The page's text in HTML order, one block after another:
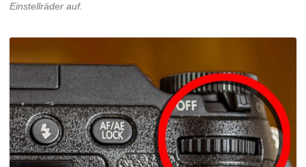
Einstellräder auf.